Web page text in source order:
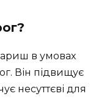
в умовах
Він підвищує
несуттєві для